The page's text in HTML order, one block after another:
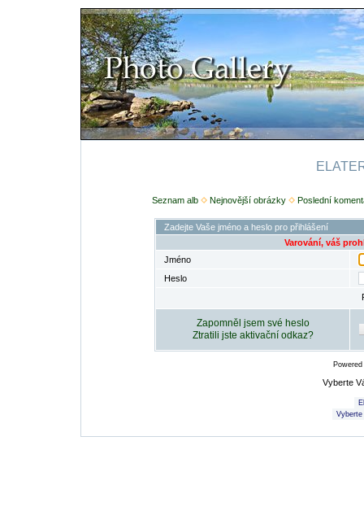
Seznam alb Nejnovější obrázky Poslední
Zadejte Vaše jméno a heslo pro přihlášení
Varování, váš
Jméno
Heslo
Zapomněl jsem své heslo
Ztratili jste aktivační odkaz?
Vyberte